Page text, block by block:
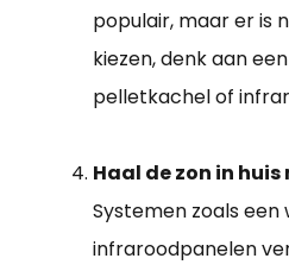
populair, maar er is
kiezen, denk aan
pelletkachel of
Haal de zon in
Systemen zoals
infraroodpanelen